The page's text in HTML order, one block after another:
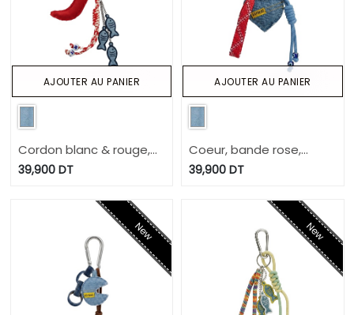
Cordon blanc & rouge,
felfel, 3 poisoons bleu
39,900DT
AJOUTER AU PANIER
Coeur, bande rose,
cordon
39,900 DT
AJOUTER AU PANIER
New New